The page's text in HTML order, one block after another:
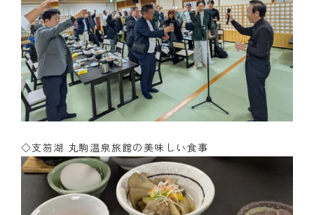
◇支笏湖 丸駒温泉旅館の美味しい食事